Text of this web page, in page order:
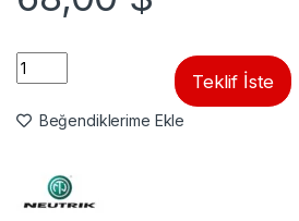
Quantity
Teklif İste
Beğendiklerime Ekle